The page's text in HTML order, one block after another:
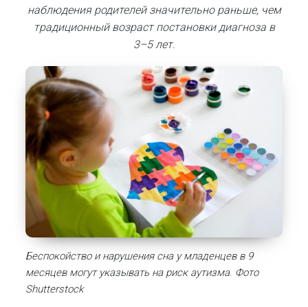
наблюдения родителей значительно раньше, чем
традиционный возраст постановки диагноза в
3–5 лет.​
Беспокойство и нарушения сна у младенцев в 9
месяцев могут указывать на риск аутизма. Фото
Shutterstock